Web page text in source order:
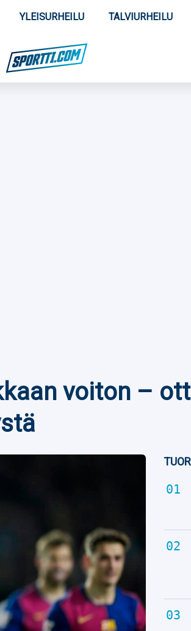
YLEISURHEILU TALVIURHEILU
voiton –